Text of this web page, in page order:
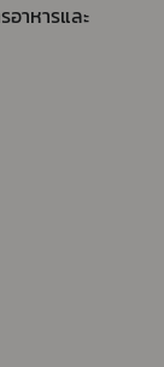
าหารและ